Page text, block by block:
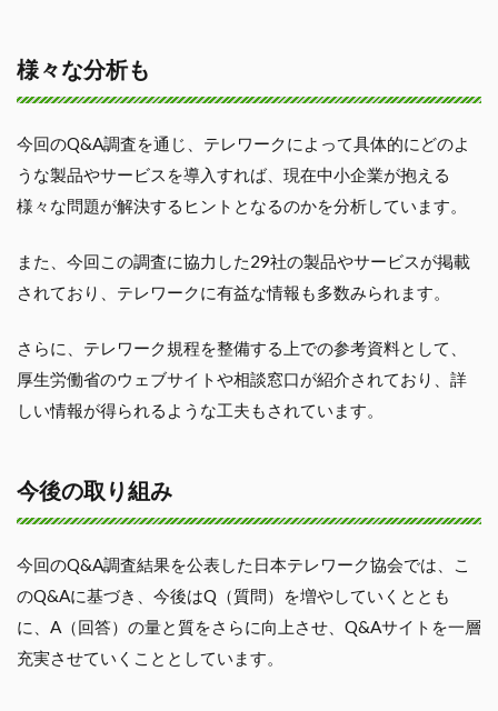
様々な分析も
今回のQ&A調査を通じ、テレワークによって具体的にどのよ
うな製品やサービスを導入すれば、現在中小企業が抱える
様々な問題が解決するヒントとなるのかを分析しています。
また、今回この調査に協力した29社の製品やサービスが掲載
されており、テレワークに有益な情報も多数みられます。
さらに、テレワーク規程を整備する上での参考資料として、
厚生労働省のウェブサイトや相談窓口が紹介されており、詳
しい情報が得られるような工夫もされています。
今後の取り組み
今回のQ&A調査結果を公表した日本テレワーク協会では、こ
のQ&Aに基づき、今後はQ（質問）を増やしていくととも
に、A（回答）の量と質をさらに向上させ、Q&Aサイトを一層
充実させていくこととしています。